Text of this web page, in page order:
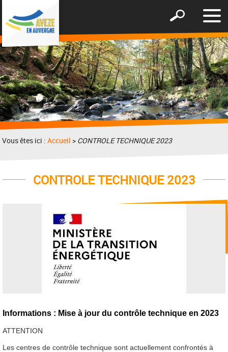
le
Afficher
formulaire
de
recherche
Vous êtes ici :Accueil > CONTROLE TECHNIQUE 2023
CONTROLE TECHNIQUE 2023
Informations : Mise à jour du contrôle technique en 2023
ATTENTION
Les centres de contrôle technique sont actuellement confrontés à